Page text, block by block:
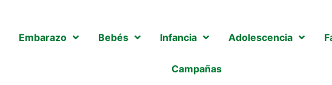
Embarazo Bebés Infancia Adolescencia
Campañas